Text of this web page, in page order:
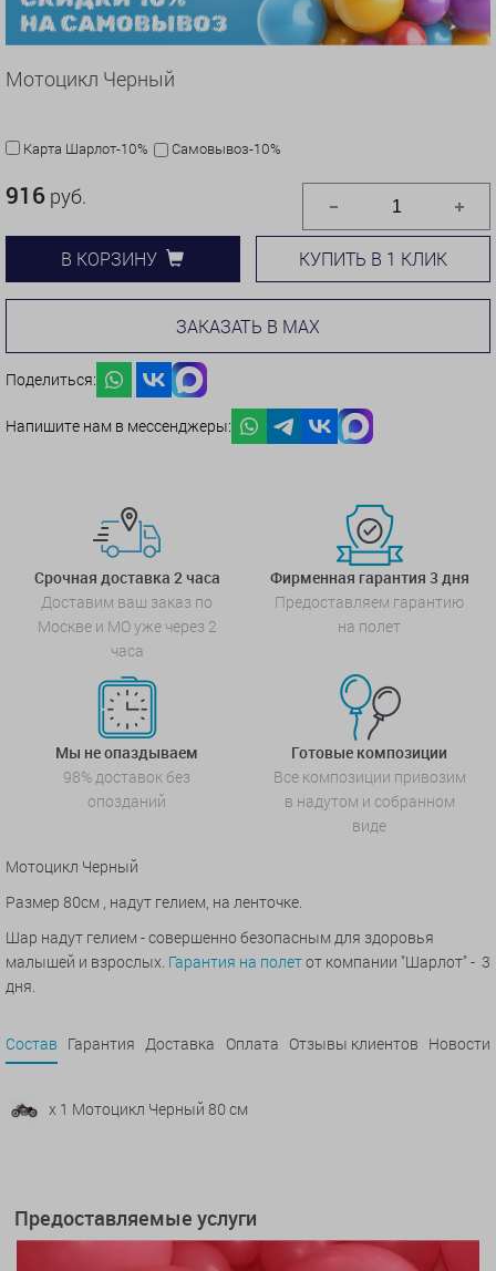
Мотоцикл Черный
Карта Шарлот-10% Самовывоз-10%
916 руб.
В КОРЗИНУ КУПИТЬ В 1 КЛИК
ЗАКАЗАТЬ В MAX
Поделиться:
Напишите нам в мессенджеры:
Срочная доставка 2 часа
Доставим ваш заказ по
Москве и МО уже через 2
часа
Фирменная гарантия 3 дня
Предоставляем гарантию
на полет
Мы не опаздываем
98% доставок без
опозданий
Готовые композиции
Все композиции привозим
в надутом и собранном
виде
Мотоцикл Черный
Размер 80см , надут гелием, на ленточке.
Шар надут гелием - совершенно безопасным для здоровья
малышей и взрослых. Гарантия на полетот компании "Шарлот" - 3
дня.
Состав Гарантия Доставка Оплата Отзывы клиентов Новости
x 1 Мотоцикл Черный 80 см
Предоставляемые услуги